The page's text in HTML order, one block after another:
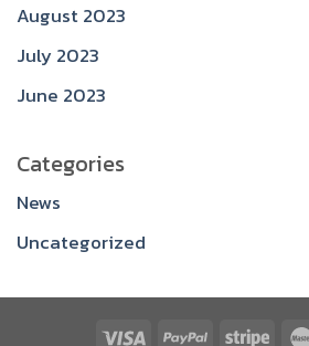
August 2023
July 2023
June 2023
Categories
News
Uncategorized